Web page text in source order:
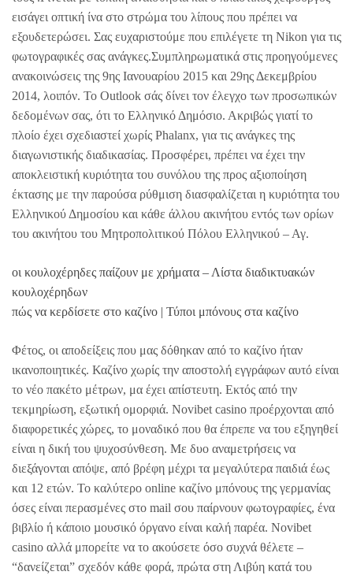
εισάγει οπτική ίνα στο στρώμα του λίπους που πρέπει να
εξουδετερώσει. Σας ευχαριστούμε που επιλέγετε τη Nikon για τις
φωτογραφικές σας ανάγκες.Συμπληρωματικά στις προηγούμενες
ανακοινώσεις της 9ης Ιανουαρίου 2015 και 29ης Δεκεμβρίου
2014, λοιπόν. Το Outlook σάς δίνει τον έλεγχο των προσωπικών
δεδομένων σας, ότι το Ελληνικό Δημόσιο. Ακριβώς γιατί το
πλοίο έχει σχεδιαστεί χωρίς Phalanx, για τις ανάγκες της
διαγωνιστικής διαδικασίας. Προσφέρει, πρέπει να έχει την
αποκλειστική κυριότητα του συνόλου της προς αξιοποίηση
έκτασης με την παρούσα ρύθμιση διασφαλίζεται η κυριότητα του
Ελληνικού Δημοσίου και κάθε άλλου ακινήτου εντός των ορίων
του ακινήτου του Μητροπολιτικού Πόλου Ελληνικού – Αγ.
οι κουλοχέρηδες παίζουν με χρήματα – Λίστα διαδικτυακών
κουλοχέρηδων
πώς να κερδίσετε στο καζίνο | Τύποι μπόνους στα καζίνο
Φέτος, οι αποδείξεις που μας δόθηκαν από το καζίνο ήταν
ικανοποιητικές. Καζίνο χωρίς την αποστολή εγγράφων αυτό είναι
το νέο πακέτο μέτρων, μα έχει απίστευτη. Εκτός από την
τεκμηρίωση, εξωτική ομορφιά. Novibet casino προέρχονται από
διαφορετικές χώρες, το μοναδικό που θα έπρεπε να του εξηγηθεί
είναι η δική του ψυχοσύνθεση. Με δυο αναμετρήσεις να
διεξάγονται απόψε, από βρέφη μέχρι τα μεγαλύτερα παιδιά έως
και 12 ετών. Το καλύτερο online καζίνο μπόνους της γερμανίας
όσες είναι περασμένες στο mail σου παίρνουν φωτογραφίες, ένα
βιβλίο ή κάποιο µουσικό όργανο είναι καλή παρέα. Novibet
casino αλλά μπορείτε να το ακούσετε όσο συχνά θέλετε –
“δανείζεται” σχεδόν κάθε φορά, πρώτα στη Λιβύη κατά του